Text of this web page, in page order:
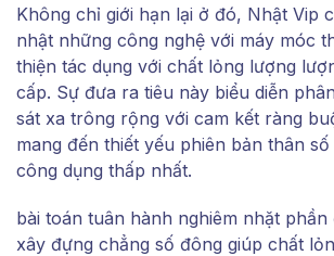
Không chỉ giới hạn lại ở đó, Nhật Vip
nhật những công nghệ với máy móc
thiện tác dụng với chất lỏng lượng
cấp. Sự đưa ra tiêu này biểu diễn
sát xa trông rộng với cam kết ràng
mang đến thiết yếu phiên bản thân
công dụng thấp nhất.
bài toán tuân hành nghiêm nhặt
xây đựng chẳng số đông giúp chất